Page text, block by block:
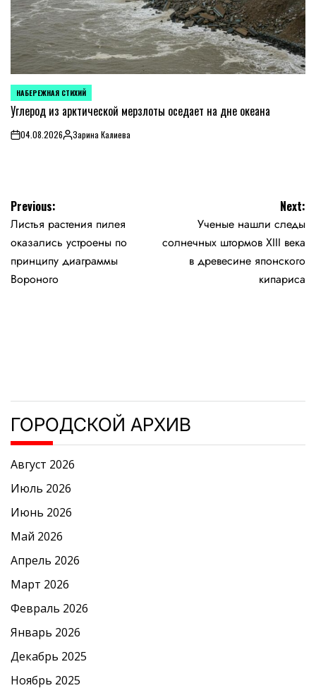
POSTED
IN
НАБЕРЕЖНАЯ СТИХИЙ
Углерод из арктической мерзлоты оседает на дне океана
on04.08.2026PostedЗарина Калиева
Навигация
по
записям
Previous:
Листья растения пилея
оказались устроены по
принципу диаграммы
Вороного
Next:
Ученые нашли следы
солнечных штормов XIII века
в древесине японского
кипариса
ГОРОДСКОЙ АРХИВ
Август 2026
Июль 2026
Июнь 2026
Май 2026
Апрель 2026
Март 2026
Февраль 2026
Январь 2026
Декабрь 2025
Ноябрь 2025